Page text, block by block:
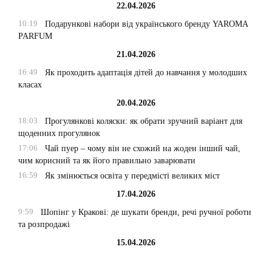
22.04.2026
10:19
Подарункові набори від українського бренду YAROMA
PARFUM
21.04.2026
16:49
Як проходить адаптація дітей до навчання у молодших
класах
20.04.2026
18:03
Прогулянкові коляски: як обрати зручний варіант для
щоденних прогулянок
17:06
Чай пуер – чому він не схожий на жоден інший чай,
чим корисний та як його правильно заварювати
16:59
Як змінюється освіта у передмісті великих міст
17.04.2026
9:59
Шопінг у Кракові: де шукати бренди, речі ручної роботи
та розпродажі
15.04.2026